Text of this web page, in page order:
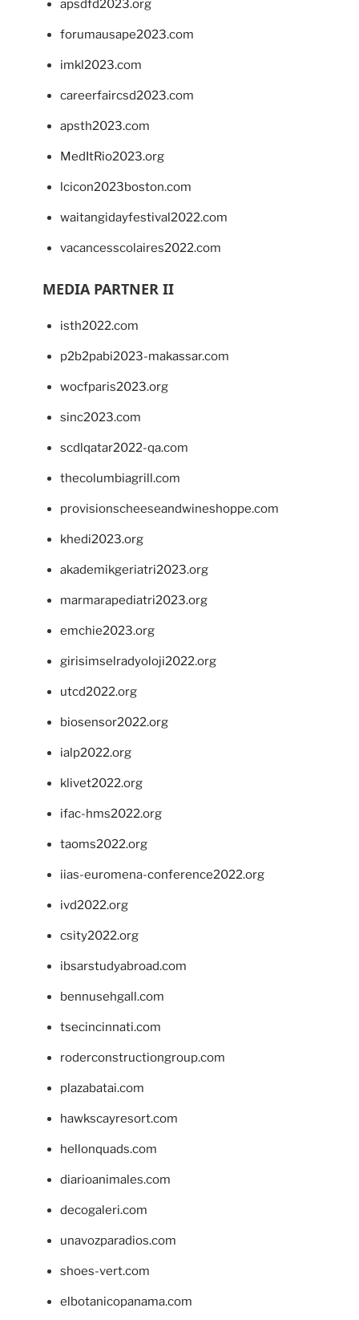
apsdfd2023.org
forumausape2023.com
imkl2023.com
careerfaircsd2023.com
apsth2023.com
MedItRio2023.org
lcicon2023boston.com
waitangidayfestival2022.com
vacancesscolaires2022.com
MEDIA PARTNER II
isth2022.com
p2b2pabi2023-makassar.com
wocfparis2023.org
sinc2023.com
scdlqatar2022-qa.com
thecolumbiagrill.com
provisionscheeseandwineshoppe.com
khedi2023.org
akademikgeriatri2023.org
marmarapediatri2023.org
emchie2023.org
girisimselradyoloji2022.org
utcd2022.org
biosensor2022.org
ialp2022.org
klivet2022.org
ifac-hms2022.org
taoms2022.org
iias-euromena-conference2022.org
ivd2022.org
csity2022.org
ibsarstudyabroad.com
bennusehgall.com
tsecincinnati.com
roderconstructiongroup.com
plazabatai.com
hawkscayresort.com
hellonquads.com
diarioanimales.com
decogaleri.com
unavozparadios.com
shoes-vert.com
elbotanicopanama.com